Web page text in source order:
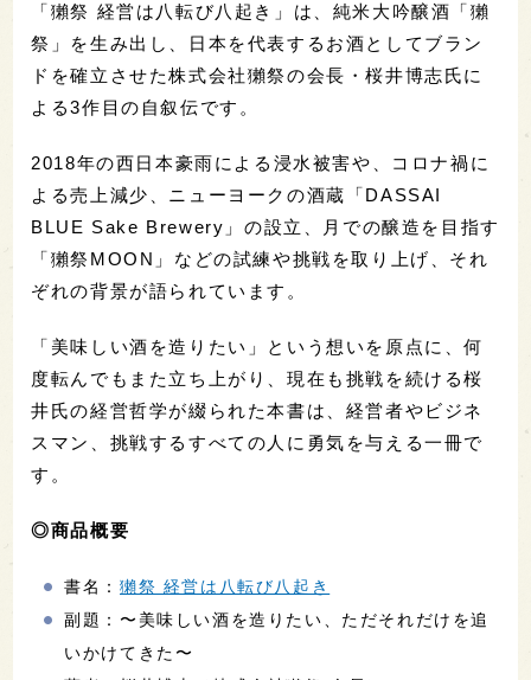
「獺祭 経営は八転び八起き」は、純米大吟醸酒「獺
祭」を生み出し、日本を代表するお酒としてブラン
ドを確立させた株式会社獺祭の会長・桜井博志氏に
よる3作目の自叙伝です。
2018年の西日本豪雨による浸水被害や、コロナ禍に
よる売上減少、ニューヨークの酒蔵「DASSAI
BLUE Sake Brewery」の設立、月での醸造を目指す
「獺祭MOON」などの試練や挑戦を取り上げ、それ
ぞれの背景が語られています。
「美味しい酒を造りたい」という想いを原点に、何
度転んでもまた立ち上がり、現在も挑戦を続ける桜
井氏の経営哲学が綴られた本書は、経営者やビジネ
スマン、挑戦するすべての人に勇気を与える一冊で
す。
◎商品概要
書名：獺祭 経営は八転び八起き
副題：〜美味しい酒を造りたい、ただそれだけを追
いかけてきた〜